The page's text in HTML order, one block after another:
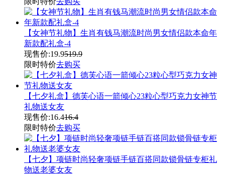
【女神节礼物】生肖有钱马潮流时尚男女情侣款本命年
新款配礼盒-4
现售价:19.9519.9
限时特价去购买
【七夕礼盒】德芙心语一箭倾心23粒心型巧克力女神节
礼物送女友
现售价:16.416.4
限时特价去购买
【七夕】项链时尚轻奢项链手链百搭同款锁骨链专柜礼
物送老婆女友